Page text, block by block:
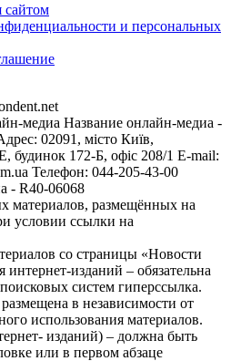
сайтом
и персональных
медиа Название онлайн-медиа -
02091, місто Київ,
172-Б, офіс 208/1 E-mail:
Телефон: 044-205-43-00
- R40-06068
материалов, размещённых на
условии ссылки на
со страницы «Новости
изданий – обязательна
систем гиперссылка.
в независимости от
использования материалов.
изданий) – должна быть
или в первом абзаце